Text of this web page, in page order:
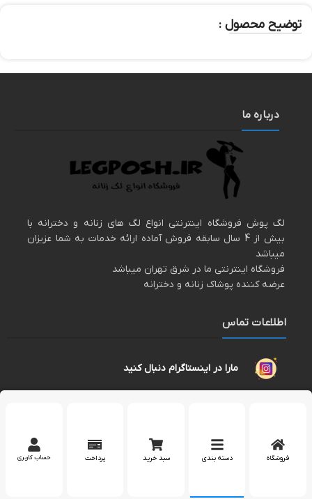
توضیح محصول :
درباره ما
لگ پوش فروشگاه اینترنتی انواع لگ های زنانه و دخترانه با
بیش از 4 سال سابقه فروش آماده ارائه خدمات به شما عزیزان
میباشد
فروشگاه اینترنتی ما در شرق تهران میباشد
عرضه کننده پوشاک زنانه و دخترانه
اطلاعات تماس
مارا در اینستاگرام دنبال کنید
کپی رایت 2023 – تمام حقوق برای وب سایت محفوظ است. فروشگاه دسته بندی سبد خرید پرداخت حساب کاربری